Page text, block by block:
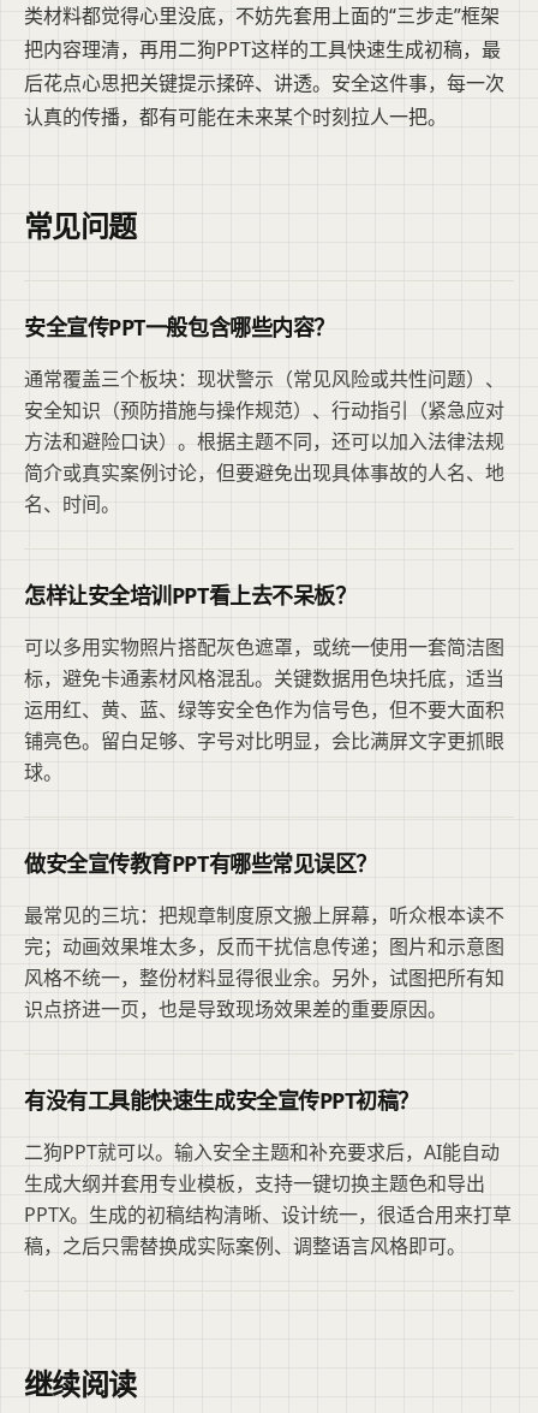
类材料都觉得心里没底，不妨先套用上面的“三步走”框架
把内容理清，再用二狗PPT这样的工具快速生成初稿，最
后花点心思把关键提示揉碎、讲透。安全这件事，每一次
认真的传播，都有可能在未来某个时刻拉人一把。
常见问题
安全宣传PPT一般包含哪些内容？
通常覆盖三个板块：现状警示（常见风险或共性问题）、
安全知识（预防措施与操作规范）、行动指引（紧急应对
方法和避险口诀）。根据主题不同，还可以加入法律法规
简介或真实案例讨论，但要避免出现具体事故的人名、地
名、时间。
怎样让安全培训PPT看上去不呆板？
可以多用实物照片搭配灰色遮罩，或统一使用一套简洁图
标，避免卡通素材风格混乱。关键数据用色块托底，适当
运用红、黄、蓝、绿等安全色作为信号色，但不要大面积
铺亮色。留白足够、字号对比明显，会比满屏文字更抓眼
球。
做安全宣传教育PPT有哪些常见误区？
最常见的三坑：把规章制度原文搬上屏幕，听众根本读不
完；动画效果堆太多，反而干扰信息传递；图片和示意图
风格不统一，整份材料显得很业余。另外，试图把所有知
识点挤进一页，也是导致现场效果差的重要原因。
有没有工具能快速生成安全宣传PPT初稿？
二狗PPT就可以。输入安全主题和补充要求后，AI能自动
生成大纲并套用专业模板，支持一键切换主题色和导出
PPTX。生成的初稿结构清晰、设计统一，很适合用来打草
稿，之后只需替换成实际案例、调整语言风格即可。
继续阅读